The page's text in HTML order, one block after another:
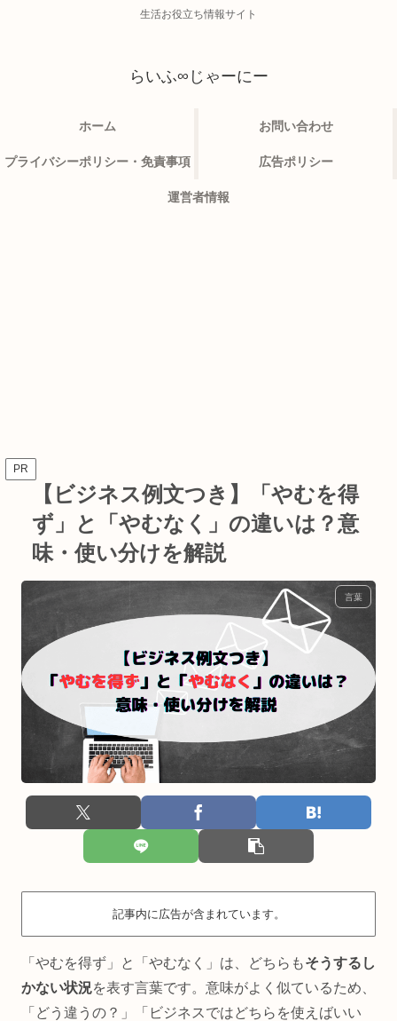
生活お役立ち情報サイト
らいふ∞じゃーにー
ホーム お問い合わせ
プライバシーポリシー・免責事項 広告ポリシー
運営者情報
PR
【ビジネス例文つき】「やむを得
ず」と「やむなく」の違いは？意
味・使い分けを解説
言葉
記事内に広告が含まれています。
「やむを得ず」と「やむなく」は、どちらもそうするし
かない状況を表す言葉です。意味がよく似ているため、
「どう違うの？」「ビジネスではどちらを使えばいい